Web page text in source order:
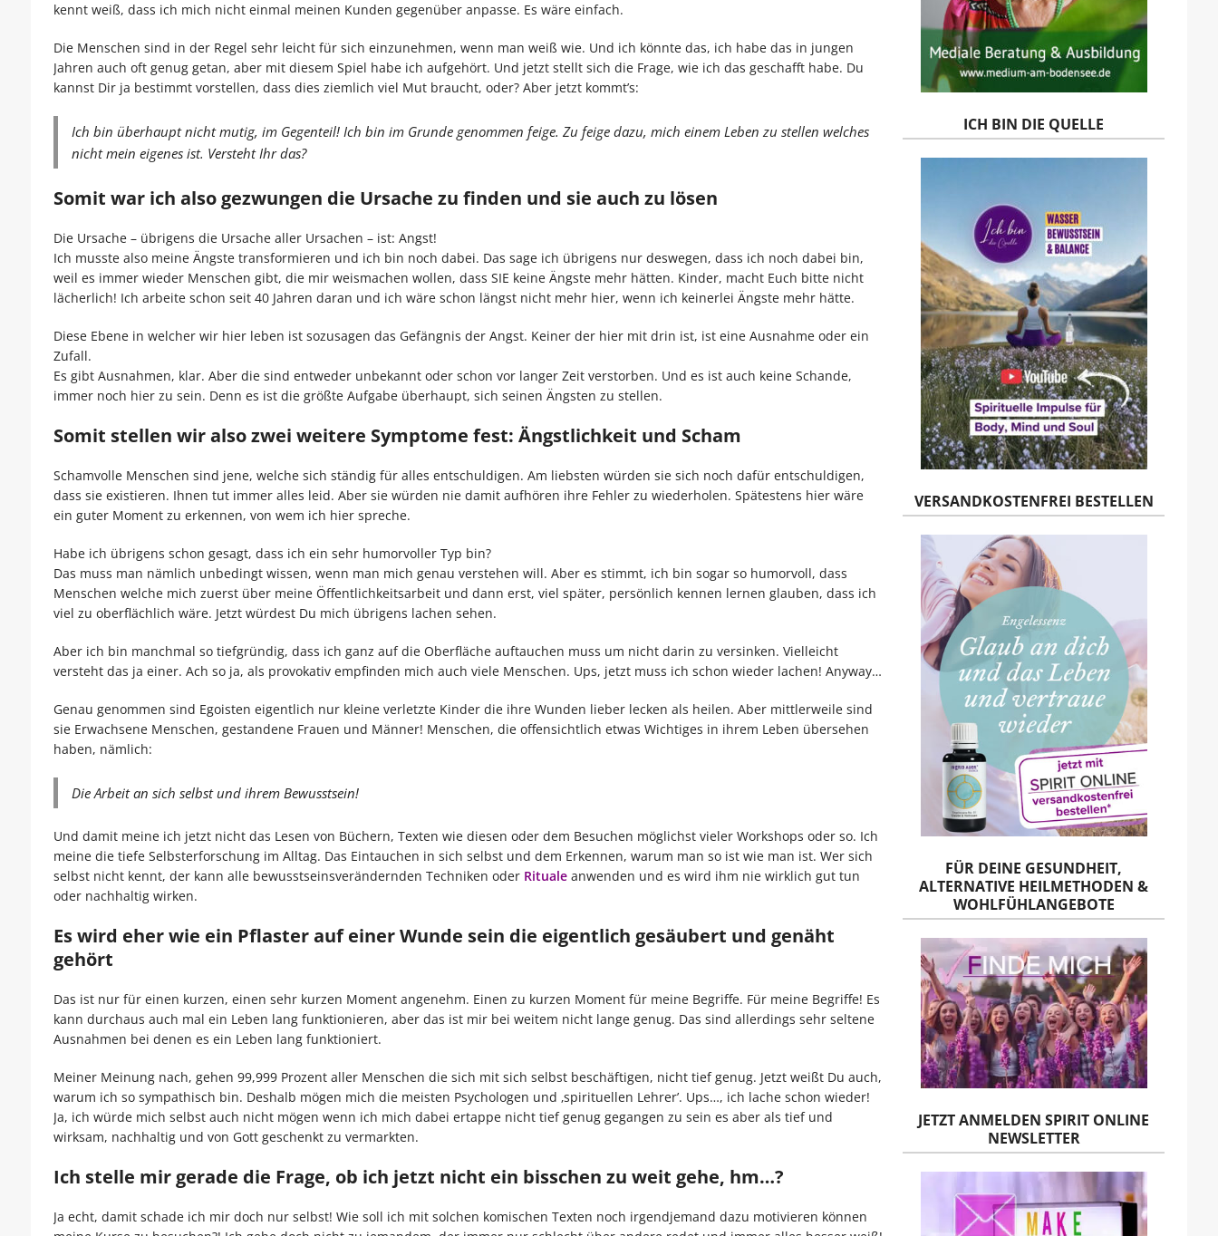
kennt weiß, dass ich mich nicht einmal meinen Kunden gegenüber anpasse. Es wäre einfach.
Die Menschen sind in der Regel sehr leicht für sich einzunehmen, wenn man weiß wie. Und ich könnte das, ich habe das in jungen
Jahren auch oft genug getan, aber mit diesem Spiel habe ich aufgehört. Und jetzt stellt sich die Frage, wie ich das geschafft habe. Du
kannst Dir ja bestimmt vorstellen, dass dies ziemlich viel Mut braucht, oder? Aber jetzt kommt’s:
Ich bin überhaupt nicht mutig, im Gegenteil! Ich bin im Grunde genommen feige. Zu feige dazu, mich einem Leben zu stellen welches
nicht mein eigenes ist. Versteht Ihr das?
Somit war ich also gezwungen die Ursache zu finden und sie auch zu lösen
Die Ursache – übrigens die Ursache aller Ursachen – ist: Angst!
Ich musste also meine Ängste transformieren und ich bin noch dabei. Das sage ich übrigens nur deswegen, dass ich noch dabei bin,
weil es immer wieder Menschen gibt, die mir weismachen wollen, dass SIE keine Ängste mehr hätten. Kinder, macht Euch bitte nicht
lächerlich! Ich arbeite schon seit 40 Jahren daran und ich wäre schon längst nicht mehr hier, wenn ich keinerlei Ängste mehr hätte.
Diese Ebene in welcher wir hier leben ist sozusagen das Gefängnis der Angst. Keiner der hier mit drin ist, ist eine Ausnahme oder ein
Zufall.
Es gibt Ausnahmen, klar. Aber die sind entweder unbekannt oder schon vor langer Zeit verstorben. Und es ist auch keine Schande,
immer noch hier zu sein. Denn es ist die größte Aufgabe überhaupt, sich seinen Ängsten zu stellen.
Somit stellen wir also zwei weitere Symptome fest: Ängstlichkeit und Scham
Schamvolle Menschen sind jene, welche sich ständig für alles entschuldigen. Am liebsten würden sie sich noch dafür entschuldigen,
dass sie existieren. Ihnen tut immer alles leid. Aber sie würden nie damit aufhören ihre Fehler zu wiederholen. Spätestens hier wäre
ein guter Moment zu erkennen, von wem ich hier spreche.
Habe ich übrigens schon gesagt, dass ich ein sehr humorvoller Typ bin?
Das muss man nämlich unbedingt wissen, wenn man mich genau verstehen will. Aber es stimmt, ich bin sogar so humorvoll, dass
Menschen welche mich zuerst über meine Öffentlichkeitsarbeit und dann erst, viel später, persönlich kennen lernen glauben, dass ich
viel zu oberflächlich wäre. Jetzt würdest Du mich übrigens lachen sehen.
Aber ich bin manchmal so tiefgründig, dass ich ganz auf die Oberfläche auftauchen muss um nicht darin zu versinken. Vielleicht
versteht das ja einer. Ach so ja, als provokativ empfinden mich auch viele Menschen. Ups, jetzt muss ich schon wieder lachen! Anyway…
Genau genommen sind Egoisten eigentlich nur kleine verletzte Kinder die ihre Wunden lieber lecken als heilen. Aber mittlerweile sind
sie Erwachsene Menschen, gestandene Frauen und Männer! Menschen, die offensichtlich etwas Wichtiges in ihrem Leben übersehen
haben, nämlich:
Die Arbeit an sich selbst und ihrem Bewusstsein!
Und damit meine ich jetzt nicht das Lesen von Büchern, Texten wie diesen oder dem Besuchen möglichst vieler Workshops oder so. Ich
meine die tiefe Selbsterforschung im Alltag. Das Eintauchen in sich selbst und dem Erkennen, warum man so ist wie man ist. Wer sich
selbst nicht kennt, der kann alle bewusstseinsverändernden Techniken oder Ritualeanwenden und es wird ihm nie wirklich gut tun
oder nachhaltig wirken.
Es wird eher wie ein Pflaster auf einer Wunde sein die eigentlich gesäubert und genäht
gehört
Das ist nur für einen kurzen, einen sehr kurzen Moment angenehm. Einen zu kurzen Moment für meine Begriffe. Für meine Begriffe! Es
kann durchaus auch mal ein Leben lang funktionieren, aber das ist mir bei weitem nicht lange genug. Das sind allerdings sehr seltene
Ausnahmen bei denen es ein Leben lang funktioniert.
Meiner Meinung nach, gehen 99,999 Prozent aller Menschen die sich mit sich selbst beschäftigen, nicht tief genug. Jetzt weißt Du auch,
warum ich so sympathisch bin. Deshalb mögen mich die meisten Psychologen und ‚spirituellen Lehrer’. Ups…, ich lache schon wieder!
Ja, ich würde mich selbst auch nicht mögen wenn ich mich dabei ertappe nicht tief genug gegangen zu sein es aber als tief und
wirksam, nachhaltig und von Gott geschenkt zu vermarkten.
Ich stelle mir gerade die Frage, ob ich jetzt nicht ein bisschen zu weit gehe, hm…?
Ja echt, damit schade ich mir doch nur selbst! Wie soll ich mit solchen komischen Texten noch irgendjemand dazu motivieren können
ICH BIN DIE QUELLE
VERSANDKOSTENFREI BESTELLEN
FÜR DEINE GESUNDHEIT,
ALTERNATIVE HEILMETHODEN &
WOHLFÜHLANGEBOTE
JETZT ANMELDEN SPIRIT ONLINE
NEWSLETTER